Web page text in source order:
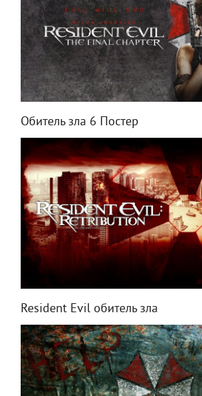
Обитель зла 6 Постер
Resident Evil обитель зла